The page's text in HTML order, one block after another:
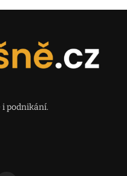
i podnikání.